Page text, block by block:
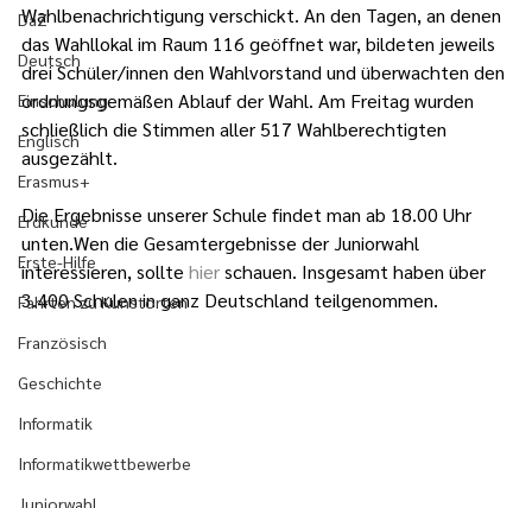
DaZ
Deutsch
Einschulung
Englisch
Erasmus+
Erdkunde
Erste-Hilfe
Fahrten zu Kunstorten
Französisch
Geschichte
Informatik
Informatikwettbewerbe
Juniorwahl
Wahlbenachrichtigung verschickt. An den Tagen, an denen
das Wahllokal im Raum 116 geöffnet war, bildeten jeweils
drei Schüler/innen den Wahlvorstand und überwachten den
ordnungsgemäßen Ablauf der Wahl. Am Freitag wurden
schließlich die Stimmen aller 517 Wahlberechtigten
ausgezählt.
Die Ergebnisse unserer Schule findet man ab 18.00 Uhr
unten.Wen die Gesamtergebnisse der Juniorwahl
interessieren, sollte hier schauen. Insgesamt haben über
3.400 Schulen in ganz Deutschland teilgenommen.